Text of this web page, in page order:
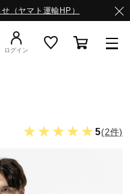
（ヤマト運輸HP）
ログイン
★★★★★5(2件)